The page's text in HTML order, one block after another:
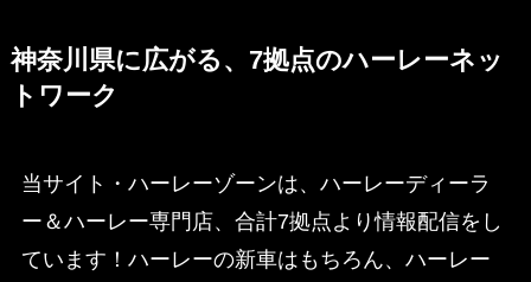
神奈川県に広がる、7拠点のハーレーネッ
トワーク
当サイト・ハーレーゾーンは、ハーレーディーラ
ー＆ハーレー専門店、合計7拠点より情報配信をし
ています！ハーレーの新車はもちろん、ハーレー